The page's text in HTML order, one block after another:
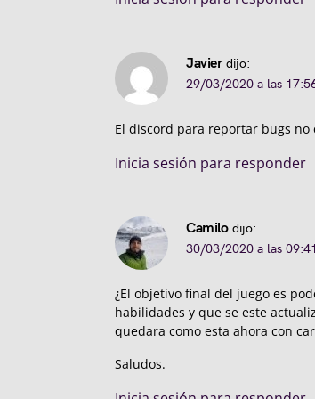
Javier dijo:
29/03/2020 a las
El discord para reportar bugs
Inicia sesión para responder
Camilo dijo:
30/03/2020 a las 09:41
¿El objetivo final del juego es
habilidades y que se este
quedara como esta ahora con
Saludos.